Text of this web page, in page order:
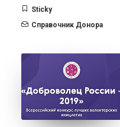
Sticky
Справочник Донора